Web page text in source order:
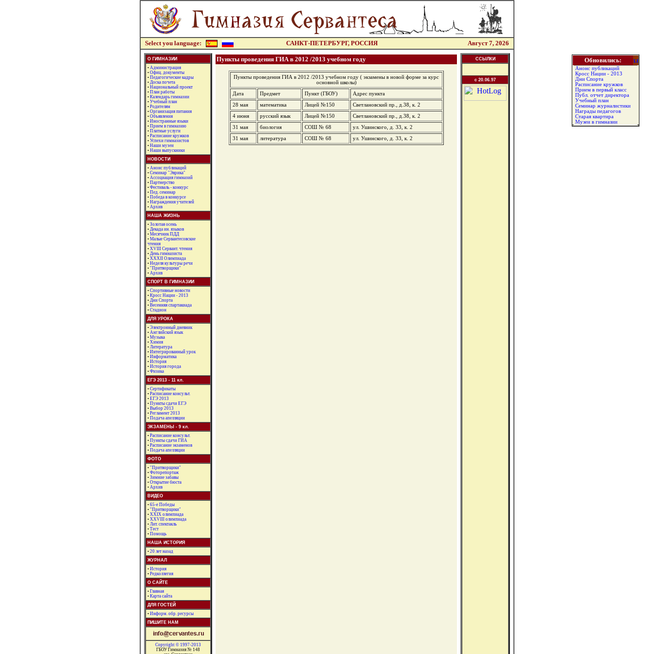
Обновились:
Анонс публикаций
Кросс Нации - 2013
Дни Спорта
Расписание кружков
Прием в первый класс
Публ. отчет директора
Учебный план
Семинар журналистики
Награды педагогов
Старая квартира
Музеи в гимназии
Select you language: САНКТ-ПЕТЕРБУРГ, РОССИЯ Август 7, 2026
О ГИМНАЗИИ
• Администрация
• Офиц. документы
• Педагогические кадры
• Доска почета
• Национальный проект
• План работы
• Календарь гимназии
• Учебный план
• Родителям
• Организация питания
• Объявления
• Иностранные языки
• Прием в гимназию
• Платные услуги
• Расписание кружков
• Успехи гимназистов
• Наши музеи
• Наши выпускники
НОВОСТИ
• Анонс публикаций
• Семинар "Эврика"
• Ассоциация гимназий
• Партнерство
• Фестиваль - конкурс
• Пед. семинар
• Победа в конкурсе
• Награждения учителей
• Архив
НАША ЖИЗНЬ
• Золотая осень
• Декада ин. языков
• Месячник ПДД
• Малые Сервантесовские
чтения
• XVIII Сервант. чтения
• День гимназиста
• ХХХII Олимпиада
• Неделя культуры речи
• "Притворщики"
• Архив
СПОРТ В ГИМНАЗИИ
• Спортивные новости
• Кросс Нации - 2013
• Дни Спорта
• Весенняя спартакиада
• Стадион
ДЛЯ УРОКА
• Электронный дневник
• Английский язык
• Музыка
• Химия
• Литература
• Интегрированный урок
• Информатика
• История
• История города
• Физика
ЕГЭ 2013 - 11 кл.
• Сертификаты
• Расписание консульт.
• ЕГЭ 2013
• Пункты сдачи ЕГЭ
• Выбор 2013
• Регламент 2013
• Подача апелляции
ЭКЗАМЕНЫ - 9 кл.
• Расписание консульт.
• Пункты сдачи ГИА
• Расписание экзаменов
• Подача апелляции
ФОТО
• "Притворщики"
• Фоторепортаж
• Зимние забавы
• Открытие бюста
• Архив
ВИДЕО
• 65-е Победы
• "Притворщики"
• XXIX олимпиада
• XXVIII олимпиада
• Лит. спектакль
• Тест
• Помощь
НАША ИСТОРИЯ
• 20 лет назад
ЖУРНАЛ
• История
• Редколлегия
О САЙТЕ
• Главная
• Карта сайта
ДЛЯ ГОСТЕЙ
• Информ. обр. ресурсы
ПИШИТЕ НАМ
Copyright © 1997-2013
ГБОУ Гимназия № 148
Пункты проведения ГИА в 2012 /2013 учебном году
Пункты проведения ГИА в 2012 /2013 учебном году ( экзамены в новой форме за курс
основной школы)
Дата Предмет Пункт (ГБОУ) Адрес пункта
28 мая математика Лицей №150 Светлановский пр., д.38, к. 2
4 июня русский язык Лицей №150 Светлановский пр., д.38, к. 2
31 мая биология СОШ № 68 ул. Ушинского, д. 33, к. 2
31 мая литература СОШ № 68 ул. Ушинского, д. 33, к. 2
ССЫЛКИ
c 20.06.97